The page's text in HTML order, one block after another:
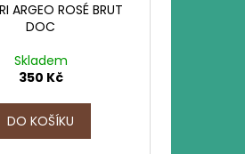
ARGEO ROSÉ BRUT
DOC
Skladem
350 Kč
DO KOŠÍKU